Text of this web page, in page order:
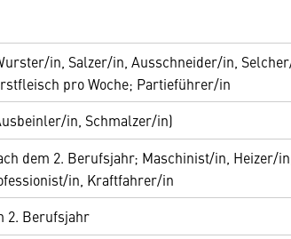
in, Salzer/in, Ausschneider/in,
pro Woche; Partieführer/in
in, Schmalzer/in)
dem 2. Berufsjahr; Maschinist/in, Heizer/in,
in, Kraftfahrer/in
2. Berufsjahr